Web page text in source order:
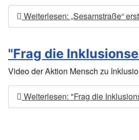
Weiterlesen: „Sesamstraße“
"Frag die
Video der Aktion Mensch zu
Weiterlesen: "Frag die